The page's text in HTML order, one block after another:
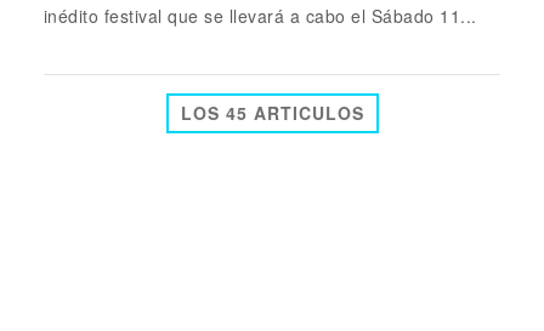
inédito festival que se llevará a cabo el Sábado 11...
LOS 45 ARTICULOS